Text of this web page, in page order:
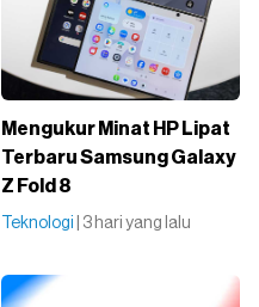
Mengukur Minat HP Lipat
Terbaru Samsung Galaxy
Z Fold 8
Teknologi | 3 hari yang lalu